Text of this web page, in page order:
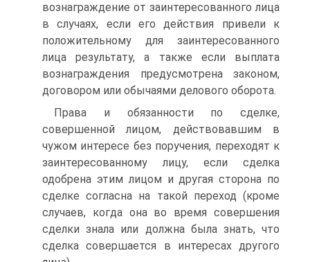
вознаграждение от заинтересованного лица
в случаях, если его действия привели к
положительному для заинтересованного
лица результату, а также если выплата
вознаграждения предусмотрена законом,
договором или обычаями делового оборота.
Права и обязанности по сделке,
совершенной лицом, действовавшим в
чужом интересе без поручения, переходят к
заинтересованному лицу, если сделка
одобрена этим лицом и другая сторона по
сделке согласна на такой переход (кроме
случаев, когда она во время совершения
сделки знала или должна была знать, что
сделка совершается в интересах другого